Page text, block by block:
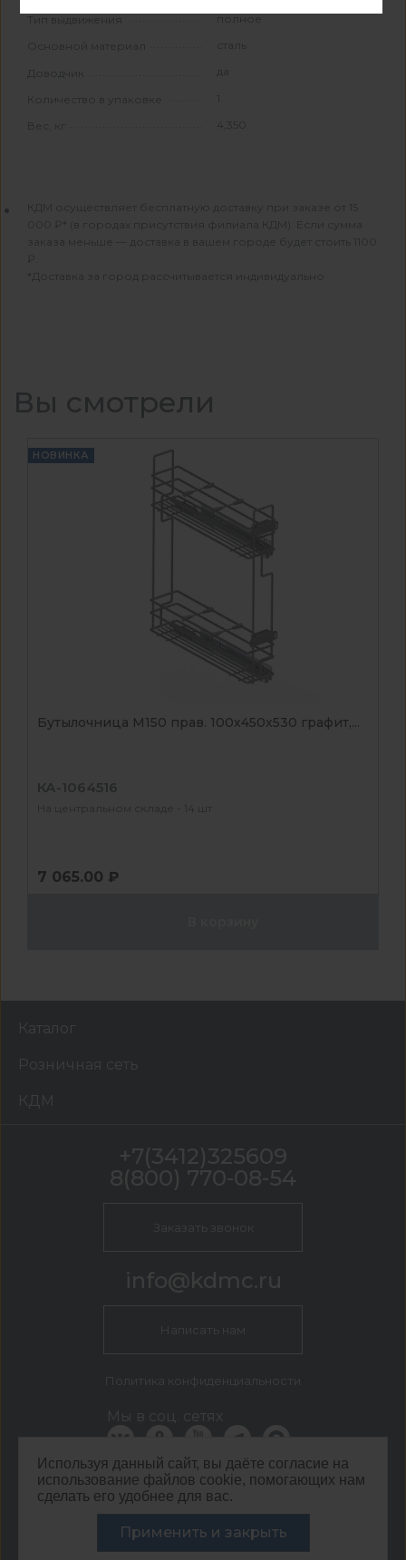
Тип выдвижения полное
Основной материал сталь
Доводчик да
Количество в упаковке 1
Вес, кг 4,350
КДМ осуществляет бесплатную доставку при заказе от 15
000 ₽* (в городах присутствия филиала КДМ). Если сумма
заказа меньше — доставка в вашем городе будет стоить 1100
*Доставка за город рассчитывается индивидуально
Вы смотрели
НОВИНКА
Бутылочница М150 прав. 100х450х530 графит,...
КА-1064516
На центральном складе - 14 шт
7 065.00 ₽
Используя данный сайт, вы даёте согласие на
использование файлов cookie, помогающих нам
сделать его удобнее для вас.
Применить и закрыть
Каталог
Розничная сеть
КДМ
КДМ Ижевск
г. Ижевск, ул. Новоажимова, 27 стр. 2.2
+7(3412)325609
8(800) 770-08-54
Заказать звонок
info@kdmc.ru
Написать нам
Политика конфиденциальности
Мы в соц. сетях
ООО ЦЕНТР КДМ. ИНН: 3661037157 ОГРН: 1063667287551